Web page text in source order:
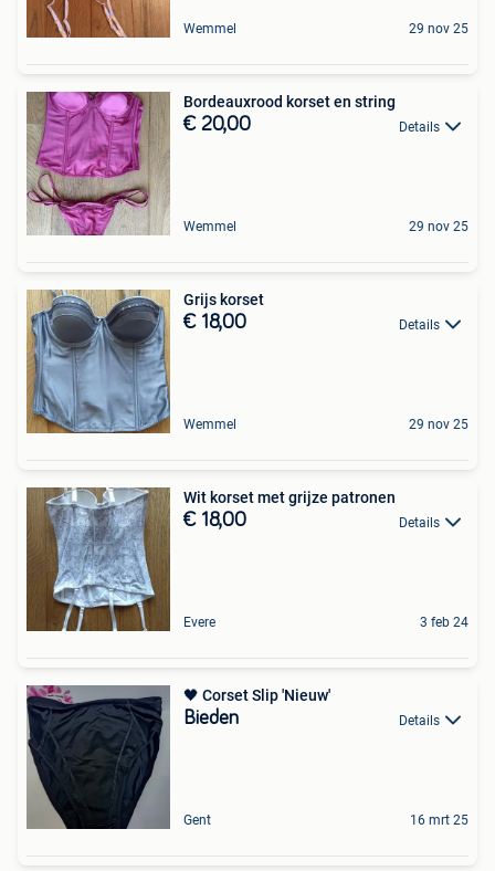
Wemmel 29 nov 25
Bordeauxrood korset en string
€ 20,00 Details
Wemmel 29 nov 25
Grijs korset
€ 18,00 Details
Wemmel 29 nov 25
Wit korset met grijze patronen
€ 18,00 Details
Evere 3 feb 24
🖤 Corset Slip 'Nieuw'
Bieden Details
Gent 16 mrt 25